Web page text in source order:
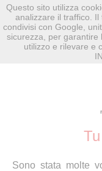
Sono stata molte
Questo sito utilizza
analizzare il traffico.
condivisi con Google,
sicurezza, per garantire
utilizzo e rilevare e